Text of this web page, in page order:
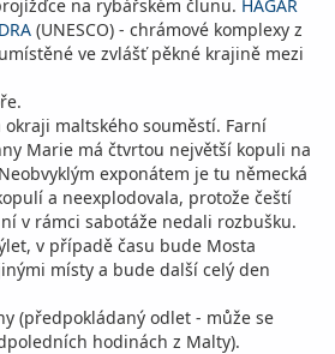
na rybářském člunu. HAGAR
(UNESCO) - chrámové komplexy z
ve zvlášť pěkné krajině mezi
okraji maltského souměstí. Farní
Marie má čtvrtou největší kopuli na
exponátem je tu německá
a neexplodovala, protože čeští
v rámci sabotáže nedali rozbušku.
v případě času bude Mosta
místy a bude další celý den
(předpokládaný odlet - může se
hodinách z Malty).